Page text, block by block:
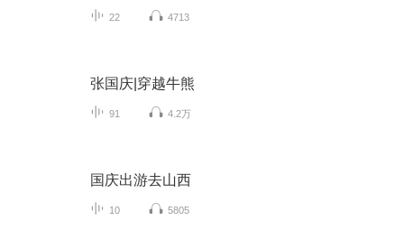
22 4713
张国庆|穿越牛熊
91 4.2万
国庆出游去山西
10 5805